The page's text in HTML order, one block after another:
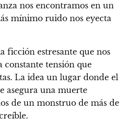
nos encontramos en un
mínimo ruido nos eyecta
ficción estresante que nos
tensión que
La idea un lugar donde el
asegura una muerte
de un monstruo de más de